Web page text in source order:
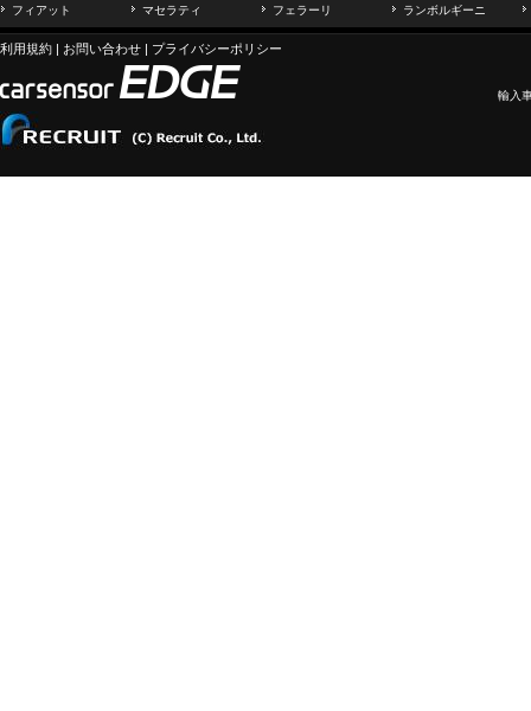
フィアット
マセラティ フェラーリ ランボルギーニ
利用規約 | お問い合わせ | プライバシーポリシー
輸入